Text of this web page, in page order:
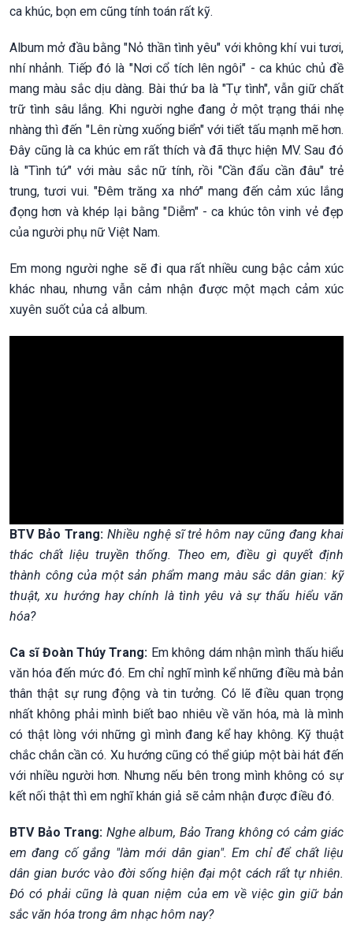
ca khúc, bọn em cũng tính toán rất kỹ.
Album mở đầu bằng "Nỏ thần tình yêu" với không khí vui tươi,
nhí nhảnh. Tiếp đó là "Nơi cổ tích lên ngôi" - ca khúc chủ đề
mang màu sắc dịu dàng. Bài thứ ba là "Tự tình", vẫn giữ chất
trữ tình sâu lắng. Khi người nghe đang ở một trạng thái nhẹ
nhàng thì đến "Lên rừng xuống biển" với tiết tấu mạnh mẽ hơn.
Đây cũng là ca khúc em rất thích và đã thực hiện MV. Sau đó
là "Tình tứ" với màu sắc nữ tính, rồi "Cần đẩu cần đâu" trẻ
trung, tươi vui. "Đêm trăng xa nhớ" mang đến cảm xúc lắng
đọng hơn và khép lại bằng "Diễm" - ca khúc tôn vinh vẻ đẹp
của người phụ nữ Việt Nam.
Em mong người nghe sẽ đi qua rất nhiều cung bậc cảm xúc
khác nhau, nhưng vẫn cảm nhận được một mạch cảm xúc
xuyên suốt của cả album.
BTV Bảo Trang: Nhiều nghệ sĩ trẻ hôm nay cũng đang khai
thác chất liệu truyền thống. Theo em, điều gì quyết định
thành công của một sản phẩm mang màu sắc dân gian: kỹ
thuật, xu hướng hay chính là tình yêu và sự thấu hiểu văn
hóa?
Ca sĩ Đoàn Thúy Trang: Em không dám nhận mình thấu hiểu
văn hóa đến mức đó. Em chỉ nghĩ mình kể những điều mà bản
thân thật sự rung động và tin tưởng. Có lẽ điều quan trọng
nhất không phải mình biết bao nhiêu về văn hóa, mà là mình
có thật lòng với những gì mình đang kể hay không. Kỹ thuật
chắc chắn cần có. Xu hướng cũng có thể giúp một bài hát đến
với nhiều người hơn. Nhưng nếu bên trong mình không có sự
kết nối thật thì em nghĩ khán giả sẽ cảm nhận được điều đó.
BTV Bảo Trang: Nghe album, Bảo Trang không có cảm giác
em đang cố gắng "làm mới dân gian". Em chỉ để chất liệu
dân gian bước vào đời sống hiện đại một cách rất tự nhiên.
Đó có phải cũng là quan niệm của em về việc gìn giữ bản
sắc văn hóa trong âm nhạc hôm nay?